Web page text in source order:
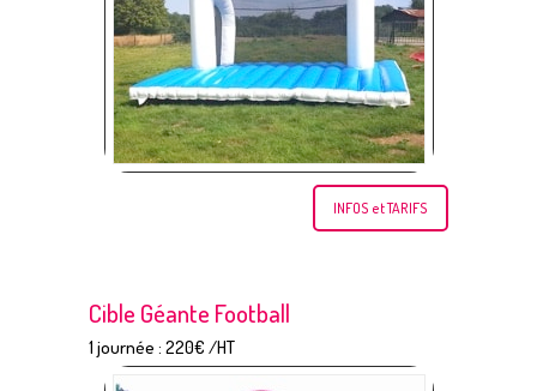
INFOS et TARIFS
Cible Géante Football
1 journée : 220€ /HT